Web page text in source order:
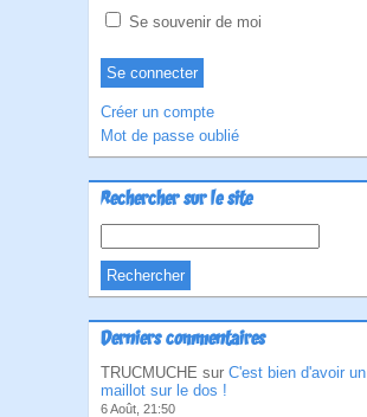
Se souvenir de moi
Créer un compte
Mot de passe oublié
Rechercher sur le site
Derniers commentaires
TRUCMUCHE sur C'est bien d'avoir un
maillot sur le dos !
6 Août, 21:50